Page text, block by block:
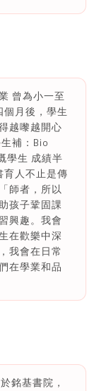
曾為小一至
個月後，學生
越嚟越開心
補：Bio
學生 成績半
育人不止是傳
師者，所以
孩子鞏固課
興趣。我會
在歡樂中深
我會在日常
在學業和品
銘基書院，